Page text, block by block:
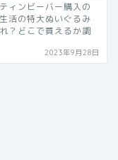
ィンビーバー購入の
活の特大ぬいぐるみ
？どこで買えるか調
2023年9月28日